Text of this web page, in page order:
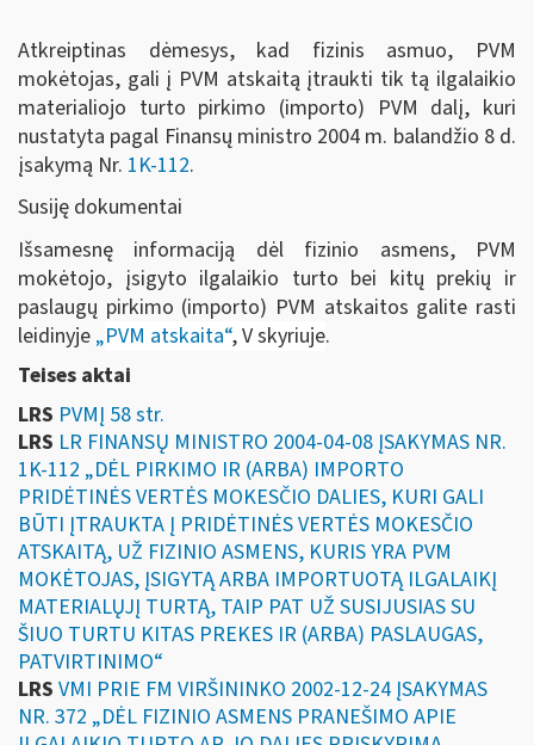
Atkreiptinas dėmesys, kad fizinis asmuo, PVM
mokėtojas, gali į PVM atskaitą įtraukti tik tą ilgalaikio
materialiojo turto pirkimo (importo) PVM dalį, kuri
nustatyta pagal Finansų ministro 2004 m. balandžio 8 d.
įsakymą Nr. 1K-112.
Susiję dokumentai
Išsamesnę informaciją dėl fizinio asmens, PVM
mokėtojo, įsigyto ilgalaikio turto bei kitų prekių ir
paslaugų pirkimo (importo) PVM atskaitos galite rasti
leidinyje „PVM atskaita“, V skyriuje.
Teises aktai
LRS PVMĮ 58 str.
LRS LR FINANSŲ MINISTRO 2004-04-08 ĮSAKYMAS NR.
1K-112 „DĖL PIRKIMO IR (ARBA) IMPORTO
PRIDĖTINĖS VERTĖS MOKESČIO DALIES, KURI GALI
BŪTI ĮTRAUKTA Į PRIDĖTINĖS VERTĖS MOKESČIO
ATSKAITĄ, UŽ FIZINIO ASMENS, KURIS YRA PVM
MOKĖTOJAS, ĮSIGYTĄ ARBA IMPORTUOTĄ ILGALAIKĮ
MATERIALŲJĮ TURTĄ, TAIP PAT UŽ SUSIJUSIAS SU
ŠIUO TURTU KITAS PREKES IR (ARBA) PASLAUGAS,
PATVIRTINIMO“
LRS VMI PRIE FM VIRŠININKO 2002-12-24 ĮSAKYMAS
NR. 372 „DĖL FIZINIO ASMENS PRANEŠIMO APIE